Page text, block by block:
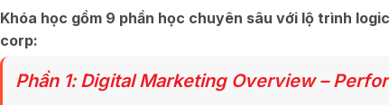
Khóa học gồm 9 phần học chuyên sâu với lộ trình
corp:
Phần 1: Digital Marketing Overview –